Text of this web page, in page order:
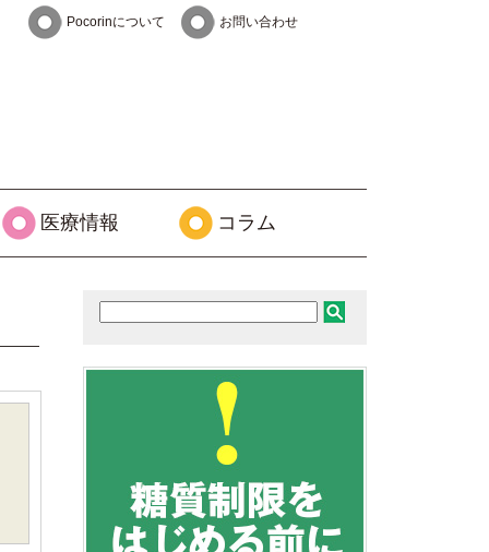
Pocorinについて お問い合わせ
医療情報 コラム